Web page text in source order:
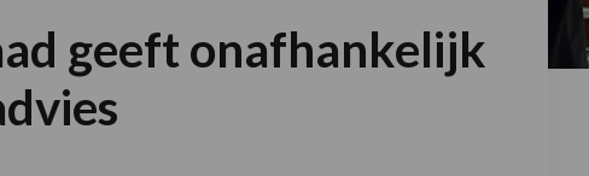
geeft onafhankelijk